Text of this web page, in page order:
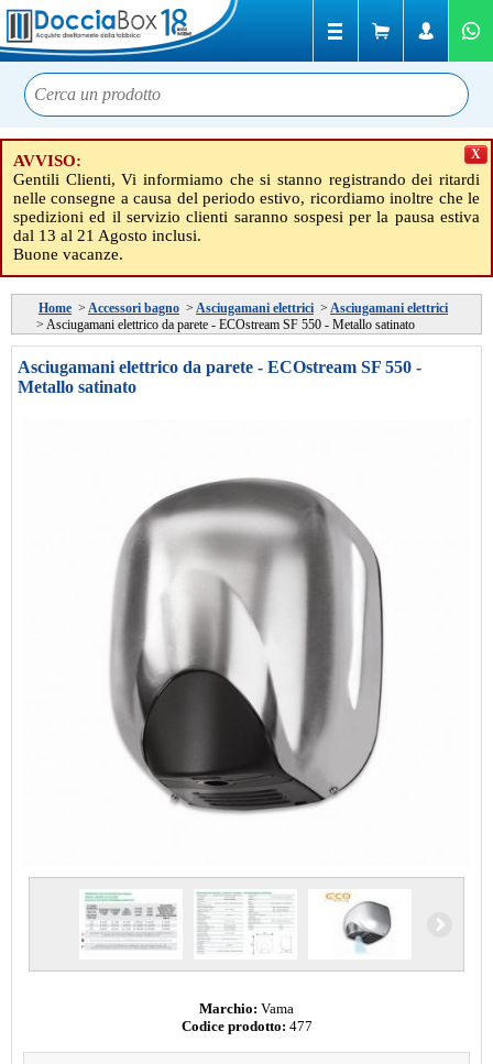
AVVISO:
Gentili Clienti, Vi informiamo che si stanno registrando dei ritardi
nelle consegne a causa del periodo estivo, ricordiamo inoltre che le
spedizioni ed il servizio clienti saranno sospesi per la pausa estiva
dal 13 al 21 Agosto inclusi.
Buone vacanze.
X
Home > Accessori bagno > Asciugamani elettrici > Asciugamani elettrici
> Asciugamani elettrico da parete - ECOstream SF 550 - Metallo satinato
Asciugamani elettrico da parete - ECOstream SF 550 -
Metallo satinato
Marchio: Vama
Codice prodotto: 477